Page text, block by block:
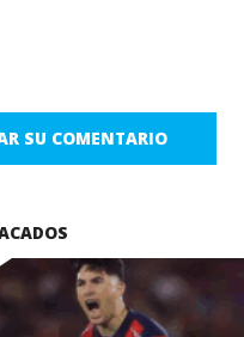
SU COMENTARIO